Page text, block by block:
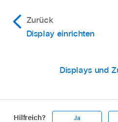
Zurück
Display einrichten
Displays und
Hilfreich? Ja